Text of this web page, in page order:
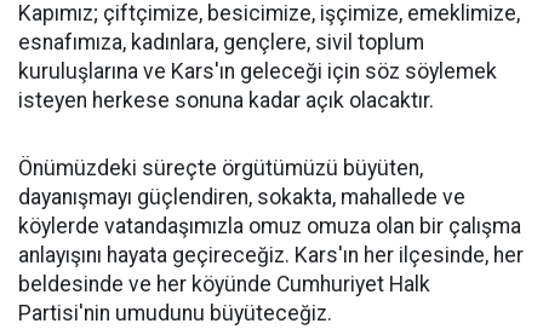
Kapımız; çiftçimize, besicimize, işçimize, emeklimize,
esnafımıza, kadınlara, gençlere, sivil toplum
kuruluşlarına ve Kars'ın geleceği için söz söylemek
isteyen herkese sonuna kadar açık olacaktır.
Önümüzdeki süreçte örgütümüzü büyüten,
dayanışmayı güçlendiren, sokakta, mahallede ve
köylerde vatandaşımızla omuz omuza olan bir çalışma
anlayışını hayata geçireceğiz. Kars'ın her ilçesinde, her
beldesinde ve her köyünde Cumhuriyet Halk
Partisi'nin umudunu büyüteceğiz.